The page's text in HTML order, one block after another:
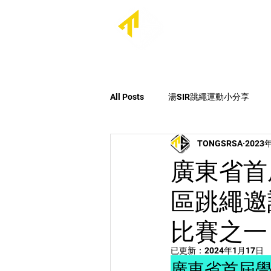
All Posts 湯SIR跳繩運動小分享
每日跳繩大挑戰
廣東省
區跳繩
比賽之
TONGSRSA 2023
已更新： 2024年1月17日